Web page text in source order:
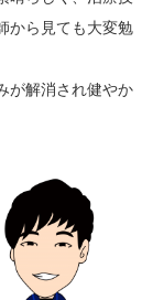
から見ても大変勉
が解消され健やか